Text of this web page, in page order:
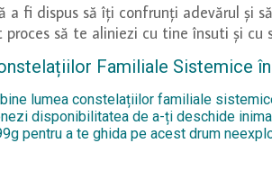
fi dispus să îți confrunți adevărul și
să te aliniezi cu tine însuti și cu
Familiale Sistemice
lumea constelațiilor familiale
disponibilitatea de a-ți deschide
pentru a te ghida pe acest drum